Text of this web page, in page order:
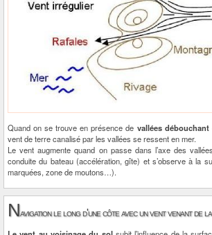
Quand on se trouve en présence de vallées
vent de terre canalisé par les vallées se ressent en mer.
Le vent augmente quand on passe dans l’axe des
conduite du bateau (accélération, gîte) et s’observe à la
marquées, zone de moutons…).
Navigation le long d'une côte avec un vent venant de